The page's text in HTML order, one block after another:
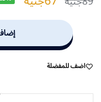
اضف للمفضلة